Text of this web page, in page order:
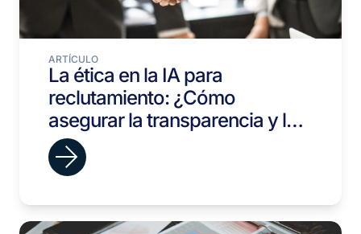
ARTÍCULO
La ética en la IA para
reclutamiento: ¿Cómo
asegurar la transparencia y la
responsabilidad?